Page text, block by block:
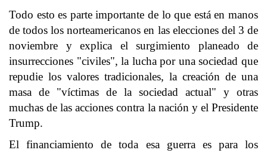
Todo esto es parte importante de lo que está en manos
de todos los norteamericanos en las elecciones del 3 de
noviembre y explica el surgimiento planeado de
insurrecciones "civiles", la lucha por una sociedad que
repudie los valores tradicionales, la creación de una
masa de "víctimas de la sociedad actual" y otras
muchas de las acciones contra la nación y el Presidente
Trump.
El financiamiento de toda esa guerra es para los